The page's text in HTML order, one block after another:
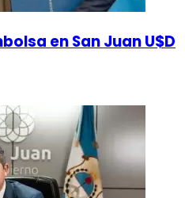
en San Juan U$D